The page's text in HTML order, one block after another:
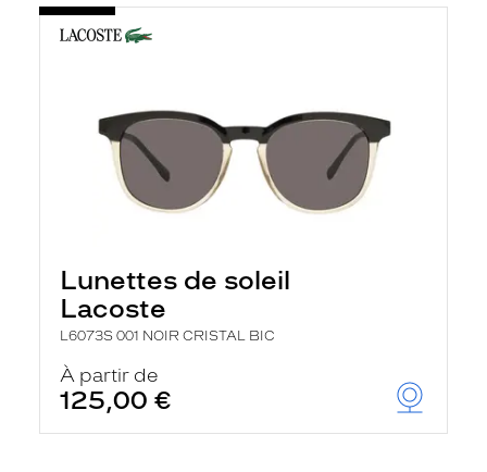
Lunettes de soleil
Lacoste
L6073S 001 NOIR CRISTAL BIC
À partir de
125,00 €